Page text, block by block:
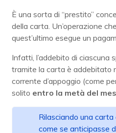
È una sorta di “prestito”
della carta. Un’operazione
quest’ultimo esegue un
Infatti, l’addebito di
tramite la carta è addebitato
corrente d’appoggio (come
solito entro la metà del
Rilasciando una
come se anticipasse